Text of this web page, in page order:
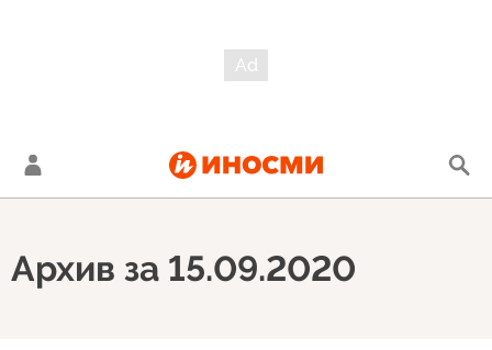
Архив за 15.09.2020